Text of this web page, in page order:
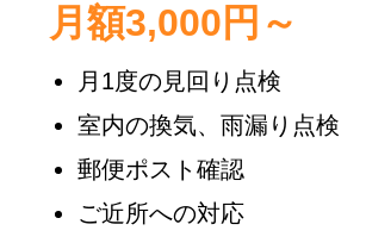
月額3,000円～
月1度の見回り点検
室内の換気、雨漏り点検
郵便ポスト確認
ご近所への対応